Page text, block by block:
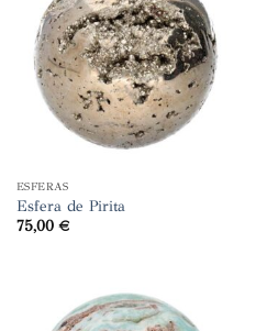
ESFERAS
Esfera de Pirita
75,00 €